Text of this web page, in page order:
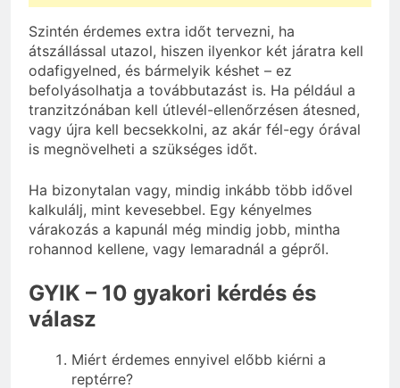
Szintén érdemes extra időt tervezni, ha
átszállással utazol, hiszen ilyenkor két járatra kell
odafigyelned, és bármelyik késhet – ez
befolyásolhatja a továbbutazást is. Ha például a
tranzitzónában kell útlevél-ellenőrzésen átesned,
vagy újra kell becsekkolni, az akár fél-egy órával
is megnövelheti a szükséges időt.
Ha bizonytalan vagy, mindig inkább több idővel
kalkulálj, mint kevesebbel. Egy kényelmes
várakozás a kapunál még mindig jobb, mintha
rohannod kellene, vagy lemaradnál a gépről.
GYIK – 10 gyakori kérdés és
válasz
Miért érdemes ennyivel előbb kiérni a
reptérre?